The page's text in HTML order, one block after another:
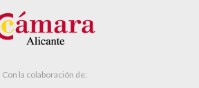
Con la colaboración de: